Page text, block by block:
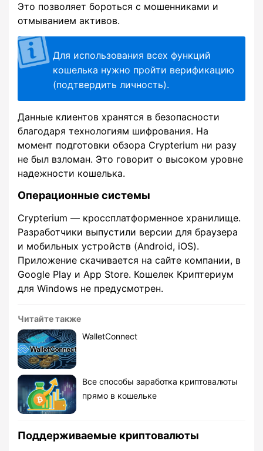
Это позволяет бороться с мошенниками и
отмыванием активов.
Для использования всех функций
кошелька нужно пройти верификацию
(подтвердить личность).
Данные клиентов хранятся в безопасности
благодаря технологиям шифрования. На
момент подготовки обзора Crypterium ни разу
не был взломан. Это говорит о высоком уровне
надежности кошелька.
Операционные системы
Crypterium — кроссплатформенное хранилище.
Разработчики выпустили версии для браузера
и мобильных устройств (Android, iOS).
Приложение скачивается на сайте компании, в
Google Play и App Store. Кошелек Криптериум
для Windows не предусмотрен.
Читайте также
WalletConnect
Все способы заработка криптовалюты
прямо в кошельке
Поддерживаемые криптовалюты